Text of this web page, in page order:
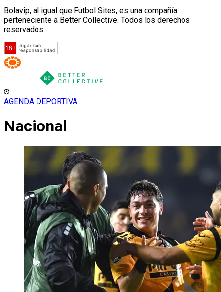
Bolavip, al igual que Futbol Sites, es una compañía
perteneciente a Better Collective. Todos los derechos
reservados
AGENDA DEPORTIVA
Nacional